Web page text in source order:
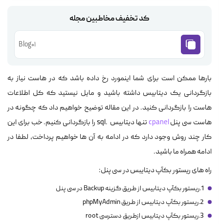
کد تخفیف مخاطبین مجله
Blog01
بارها ممکن است برای شما اینمورد رخ داده باشد که در هاست نیاز به
بازگردانی یک دیتابیس داشته باشید و مایل نیستید که کل اطلاعات
هاست را بازگردانی کنید. در این مقاله توضیح خواهیم داد که چگونه در
هاست سی پنلcpanel
تنها دیتابیس .sql را بازگردانی کنیم. خب برای این
کار چند روش وجود دارد که در ادامه به آن ها خواهیم پرداخت، لطفا در
ادامه همراه ما باشید.
راه های ریستور بکآپ دیتایبس در سی پنل:
1.ریستور بکآپ دیتابیس از طریق گزینه Backup در سی پنل
2.ریستور بکآپ دیتابیس از طریق phpMyAdmin
3.ریستور بکآپ دیتابیس ازطریق دسترسی root